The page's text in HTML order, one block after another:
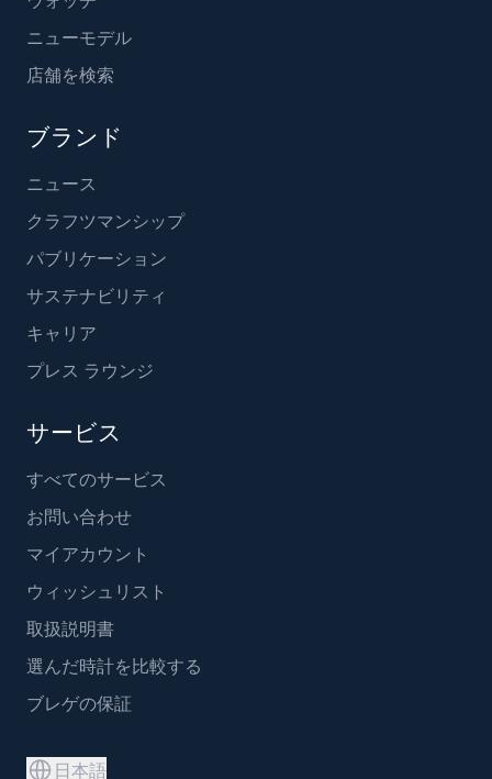
ニューモデル
店舗を検索
ブランド
ニュース
クラフツマンシップ
パブリケーション
サステナビリティ
キャリア
プレス ラウンジ
サービス
すべてのサービス
お問い合わせ
マイアカウント
ウィッシュリスト
取扱説明書
選んだ時計を比較する
ブレゲの保証
日本語